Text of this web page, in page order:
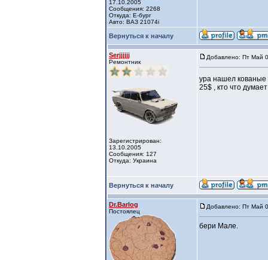
17.10.2005
Сообщения: 2268
Откуда: Е-бург
Авто: ВАЗ 21074i
Вернуться к началу
Serjjjjjj
Ремонтник
Зарегистрирован:
13.10.2005
Сообщения: 127
Откуда: Украина
Добавлено: Пт Май
ура нашел
25$ , кто что
Вернуться к началу
Dr.Barlog
Постоялец
Добавлено: Пт Май
бери Мале.